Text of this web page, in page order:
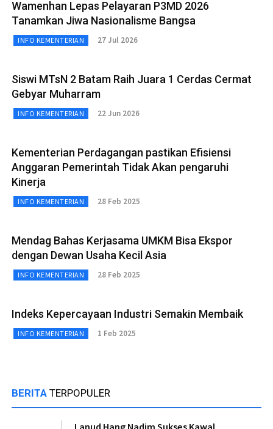
Wamenhan Lepas Pelayaran P3MD 2026
Tanamkan Jiwa Nasionalisme Bangsa
INFO KEMENTERIAN 27 Jul 2026
Siswi MTsN 2 Batam Raih Juara 1 Cerdas Cermat
Gebyar Muharram
INFO KEMENTERIAN 22 Jun 2026
Kementerian Perdagangan pastikan Efisiensi
Anggaran Pemerintah Tidak Akan pengaruhi
Kinerja
INFO KEMENTERIAN 28 Feb 2025
Mendag Bahas Kerjasama UMKM Bisa Ekspor
dengan Dewan Usaha Kecil Asia
INFO KEMENTERIAN 28 Feb 2025
Indeks Kepercayaan Industri Semakin Membaik
INFO KEMENTERIAN 1 Feb 2025
BERITA TERPOPULER
Lanud Hang Nadim Sukses Kawal